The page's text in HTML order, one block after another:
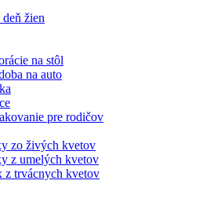
žien
na stôl
na auto
pre rodičov
zo živých kvetov
z umelých kvetov
trvácnych kvetov